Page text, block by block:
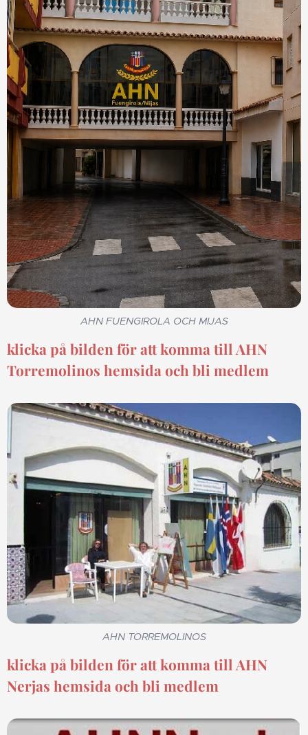
AHN FUENGIROLA OCH MIJAS
klicka på bilden för att komma till AHN
Torremolinos hemsida och bli medlem
AHN TORREMOLINOS
klicka på bilden för att komma till AHN
Nerjas hemsida och bli medlem